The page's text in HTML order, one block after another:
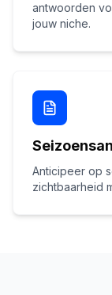
antwoorden
jouw niche.
Anticipeer op
zichtbaarheid